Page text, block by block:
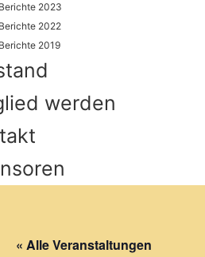
2023
2022
2019
werden
« Alle Veranstaltungen